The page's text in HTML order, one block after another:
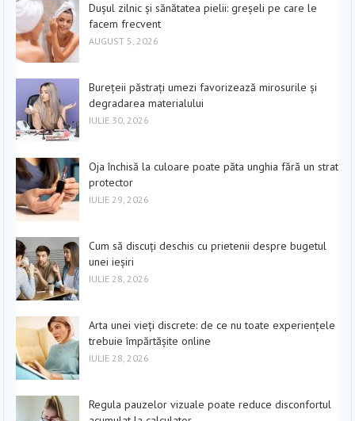
Dușul zilnic și sănătatea pielii: greșeli pe care le
facem frecvent
AUGUST 5, 2026
Burețeii păstrați umezi favorizează mirosurile și
degradarea materialului
IULIE 30, 2026
Oja închisă la culoare poate păta unghia fără un strat
protector
IULIE 29, 2026
Cum să discuți deschis cu prietenii despre bugetul
unei ieșiri
IULIE 28, 2026
Arta unei vieți discrete: de ce nu toate experiențele
trebuie împărtășite online
IULIE 28, 2026
Regula pauzelor vizuale poate reduce disconfortul